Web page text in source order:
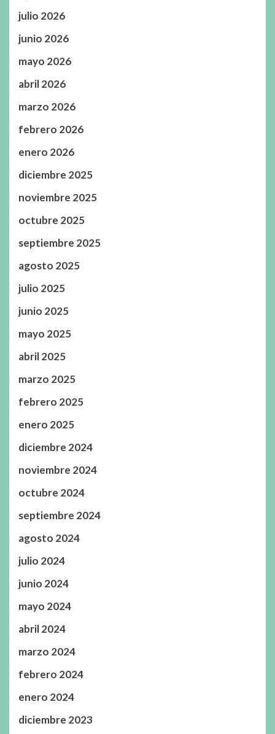
julio 2026
junio 2026
mayo 2026
abril 2026
marzo 2026
febrero 2026
enero 2026
diciembre 2025
noviembre 2025
octubre 2025
septiembre 2025
agosto 2025
julio 2025
junio 2025
mayo 2025
abril 2025
marzo 2025
febrero 2025
enero 2025
diciembre 2024
noviembre 2024
octubre 2024
septiembre 2024
agosto 2024
julio 2024
junio 2024
mayo 2024
abril 2024
marzo 2024
febrero 2024
enero 2024
diciembre 2023